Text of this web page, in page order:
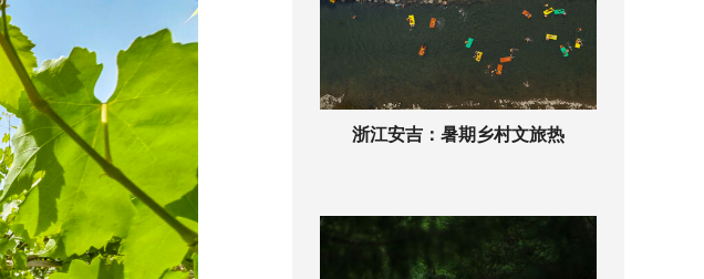
浙江安吉：暑期乡村文旅热